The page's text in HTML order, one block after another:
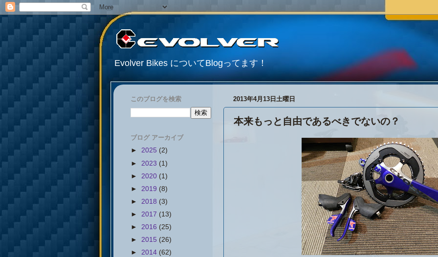
Evolver Bikes についてBlogってます！
2013年4月13日土曜日
本来もっと自由であるべきでないの？
このブログを検索
ブログ アーカイブ
► 2025 (2)
► 2023 (1)
► 2020 (1)
► 2019 (8)
► 2018 (3)
► 2017 (13)
► 2016 (25)
► 2015 (26)
► 2014 (62)